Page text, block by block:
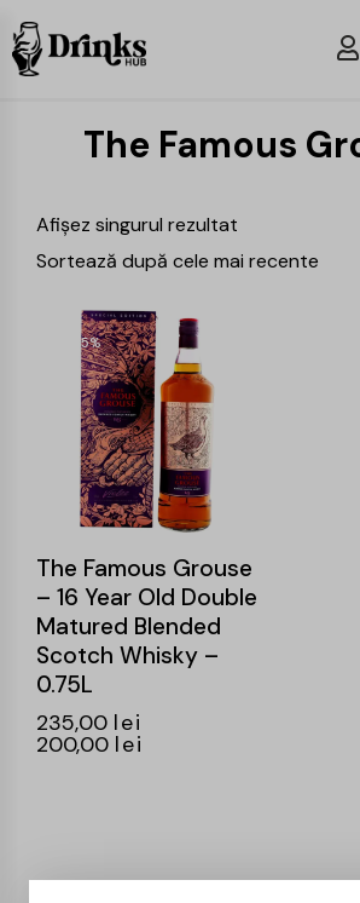
The Famous
Afișez singurul rezultat
-15%
The Famous Grouse
– 16 Year Old Double
Matured Blended
Scotch Whisky –
0.75L
235,00 lei
200,00 lei